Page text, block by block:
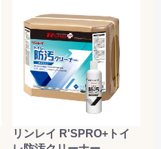
リンレイ R'SPRO+トイ